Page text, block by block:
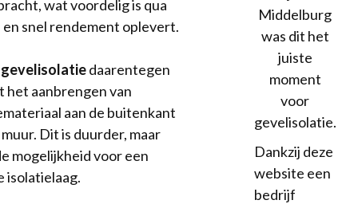
wat voordelig is qua
snel rendement oplevert.
daarentegen
aanbrengen van
aan de buitenkant
Dit is duurder, maar
mogelijkheid voor een
isolatielaag.
Middelburg
was dit het
juiste
moment
voor
gevelisolatie.
Dankzij deze
website een
bedrijf